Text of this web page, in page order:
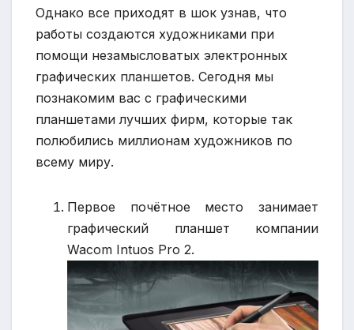
Однако все приходят в шок узнав, что
работы создаются художниками при
помощи незамысловатых электронных
графических планшетов. Сегодня мы
познакомим вас с графическими
планшетами лучших фирм, которые так
полюбились миллионам художников по
всему миру.
Первое почётное место занимает
графический планшет компании
Wacom Intuos Pro 2.